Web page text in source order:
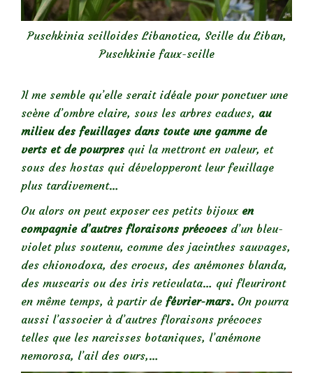
Puschkinia scilloides Libanotica, Scille du Liban,
Puschkinie faux-scille
Il me semble qu’elle serait idéale pour ponctuer une
scène d’ombre claire, sous les arbres caducs, au
milieu des feuillages dans toute une gamme de
verts et de pourpres qui la mettront en valeur, et
sous des hostas qui développeront leur feuillage
plus tardivement…
Ou alors on peut exposer ces petits bijoux en
compagnie d’autres floraisons précoces d’un bleu-
violet plus soutenu, comme des jacinthes sauvages,
des chionodoxa, des crocus, des anémones blanda,
des muscaris ou des iris reticulata… qui fleuriront
en même temps, à partir de février-mars. On pourra
aussi l’associer à d’autres floraisons précoces
telles que les narcisses botaniques, l’anémone
nemorosa, l’ail des ours,…